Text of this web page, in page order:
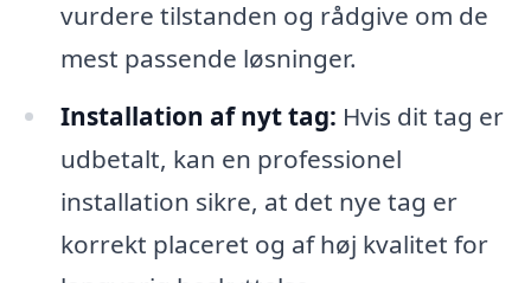
vurdere tilstanden og rådgive om de
mest passende løsninger.
Installation af nyt tag: Hvis dit tag er
udbetalt, kan en professionel
installation sikre, at det nye tag er
korrekt placeret og af høj kvalitet for